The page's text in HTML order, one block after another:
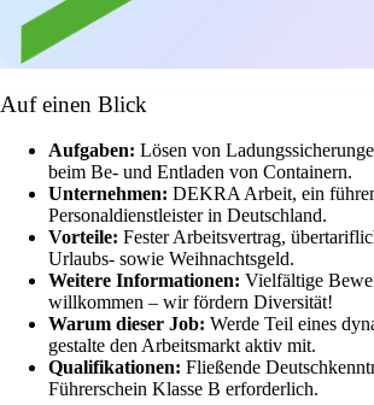
Auf einen Blick
Aufgaben: Lösen von
beim Be- und Entladen von Containern.
Unternehmen: DEKRA Arbeit, ein
Personaldienstleister in Deutschland.
Vorteile: Fester Arbeitsvertrag,
Urlaubs- sowie Weihnachtsgeld.
Weitere Informationen: Vielfältige
willkommen – wir fördern Diversität!
Warum dieser Job: Werde Teil eines
gestalte den Arbeitsmarkt aktiv mit.
Qualifikationen: Fließende
Führerschein Klasse B erforderlich.